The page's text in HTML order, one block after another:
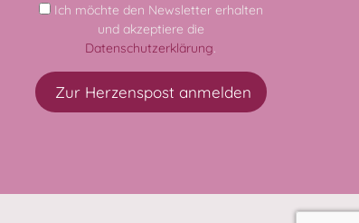
Ich möchte den Newsletter erhalten
und akzeptiere die
Datenschutzerklärung.